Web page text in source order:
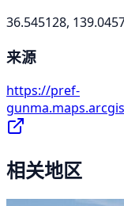
36.545128,
来源
https://pref-
相关地区